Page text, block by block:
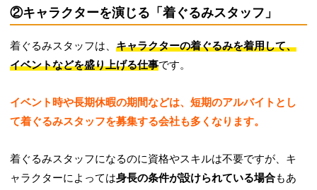
②キャラクターを演じる「着ぐるみスタッフ」
着ぐるみスタッフは、キャラクターの着ぐるみを着用して、
イベントなどを盛り上げる仕事です。
イベント時や長期休暇の期間などは、短期のアルバイトとし
て着ぐるみスタッフを募集する会社も多くなります。
着ぐるみスタッフになるのに資格やスキルは不要ですが、キ
ャラクターによっては身長の条件が設けられている場合もあ